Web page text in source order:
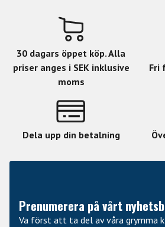
30 dagars öppet köp. Alla
priser anges i SEK inklusive
moms
Fri
Dela upp din betalning
Prenumerera på vårt
Va först att ta del av våra grymma